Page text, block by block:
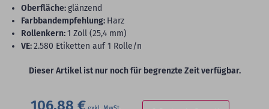
Oberfläche:glänzend
Farbbandempfehlung: Harz
Rollenkern:1 Zoll (25,4 mm)
VE:2.580 Etiketten auf 1 Rolle/n
Dieser Artikel ist nur noch für begrenzte Zeit verfügbar.
106,88 €